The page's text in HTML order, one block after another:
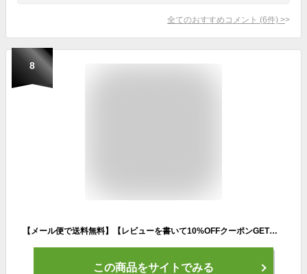
全てのおすすめコメント (6件) >
8
【メール便で送料無料】【レビューを書いて10%OFFクーポンGET】レギンス ラインレギンス スパッツ ジャージ ストレッチパンツ サイドライン ヨガパンツ スポーツ ジム フィットネス ライン入り 9分丈 10分丈 上下 ルームウェア おしゃれ 可愛い 部屋着 春夏 秋冬 レディース
この商品をサイトでみる